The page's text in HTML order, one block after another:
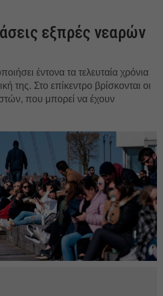
εξπρές νεαρών
έντονα τα τελευταία χρόνια
της. Στο επίκεντρο βρίσκονται οι
που μπορεί να έχουν